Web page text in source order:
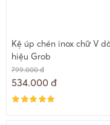
Kệ úp chén inox chữ V
hiệu Grob
799.000 đ
534.000 đ